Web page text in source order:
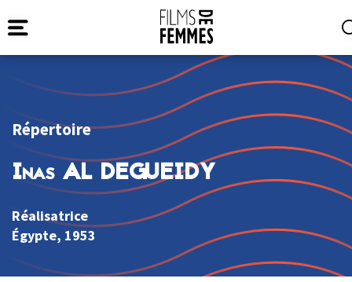
Répertoire
Inas AL DEGUEIDY
Réalisatrice
Égypte, 1953